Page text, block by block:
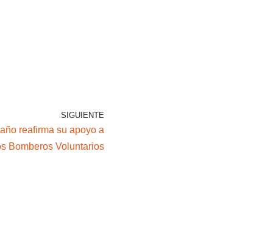
SIGUIENTE
reafirma su apoyo a
Bomberos Voluntarios